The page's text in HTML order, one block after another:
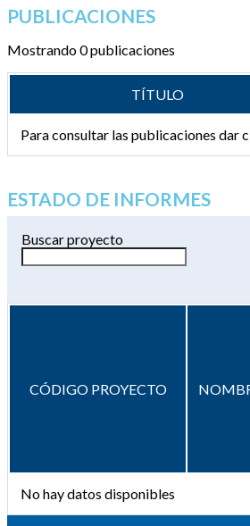
PUBLICACIONES
Mostrando 0 publicaciones
TÍTULO
Para consultar las publicaciones dar
ESTADO DE INFORMES
Buscar proyecto
CÓDIGO PROYECTO
No hay datos disponibles